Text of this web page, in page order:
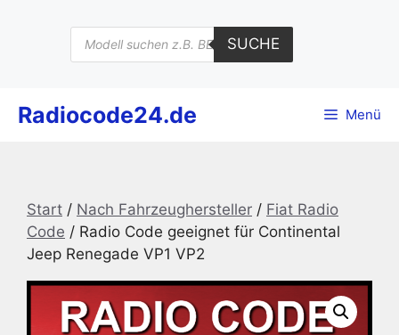
Products
search
SUCHE
Radiocode24.de Menü
Start / Nach Fahrzeughersteller / Fiat Radio
Code / Radio Code geeignet für Continental
Jeep Renegade VP1 VP2